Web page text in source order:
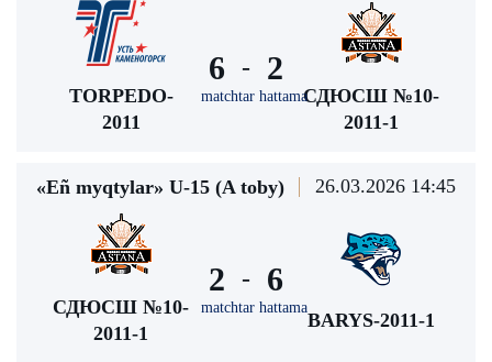
TORPEDO-
2011
6 -
matchtar hattama
2
СДЮСШ №10-
2011-1
«Eñ myqtylar» U-15 (A toby) 26.03.2026 14:45
СДЮСШ №10-
2011-1
2 -
matchtar hattama
6
BARYS-2011-1